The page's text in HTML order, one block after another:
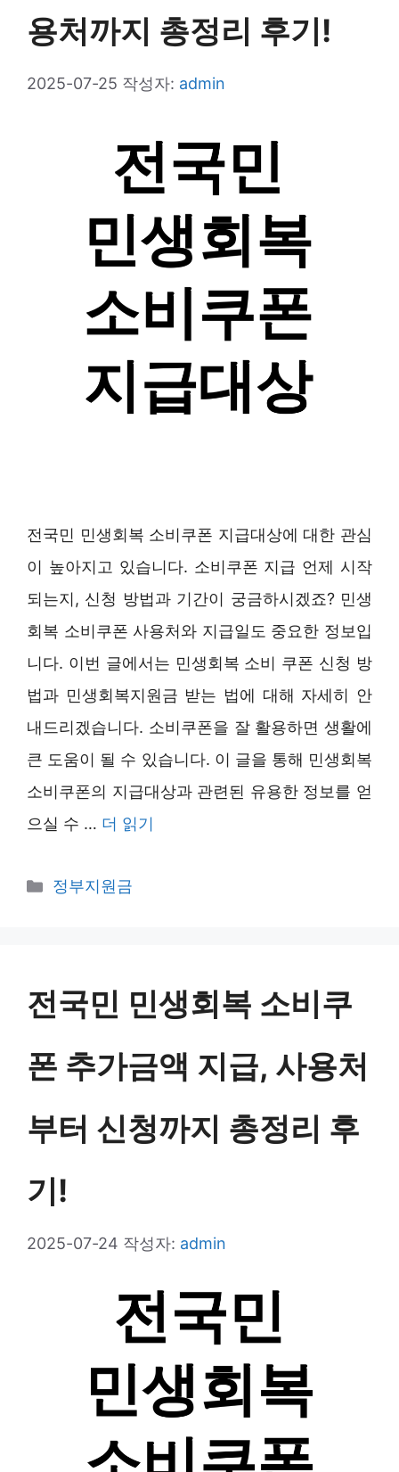
용처까지 총정리 후기!
2025-07-25 작성자: admin
전국민 민생회복 소비쿠폰 지급대상에 대한 관심
이 높아지고 있습니다. 소비쿠폰 지급 언제 시작
되는지, 신청 방법과 기간이 궁금하시겠죠? 민생
회복 소비쿠폰 사용처와 지급일도 중요한 정보입
니다. 이번 글에서는 민생회복 소비 쿠폰 신청 방
법과 민생회복지원금 받는 법에 대해 자세히 안
내드리겠습니다. 소비쿠폰을 잘 활용하면 생활에
큰 도움이 될 수 있습니다. 이 글을 통해 민생회복
소비쿠폰의 지급대상과 관련된 유용한 정보를 얻
으실 수 … 더 읽기
카
정부지원금
전국민 민생회복 소비쿠
폰 추가금액 지급, 사용처
부터 신청까지 총정리 후
기!
2025-07-24 작성자: admin